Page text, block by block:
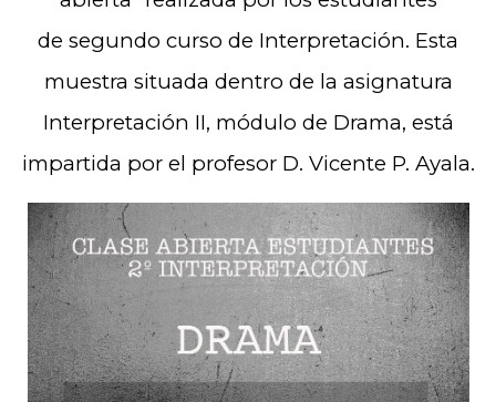
de segundo curso de Interpretación. Esta
muestra situada dentro de la asignatura
Interpretación II, módulo de Drama, está
impartida por el profesor D. Vicente P. Ayala.